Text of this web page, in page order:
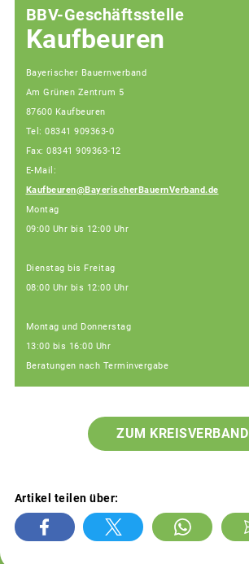
BBV-Geschäftsstelle
Kaufbeuren
Bayerischer Bauernverband
Am Grünen Zentrum 5
87600 Kaufbeuren
Tel: 08341 909363-0
Fax: 08341 909363-12
E-Mail:
Kaufbeuren@BayerischerBauernVerband.de
Montag
09:00 Uhr bis 12:00 Uhr
Dienstag bis Freitag
08:00 Uhr bis 12:00 Uhr
Montag und Donnerstag
13:00 bis 16:00 Uhr
Beratungen nach Terminvergabe
ZUM KREISVERBAND
Artikel teilen über: